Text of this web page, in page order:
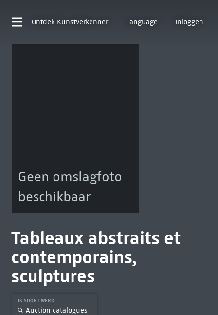
Ontdek Kunstverkenner Language Inloggen
Geen omslagfoto
beschikbaar
Tableaux abstraits et
contemporains,
sculptures
IS SOORT WERK
Auction catalogues